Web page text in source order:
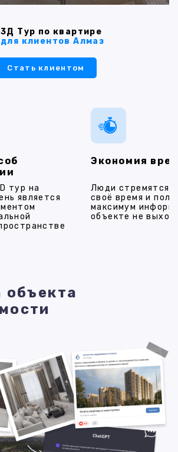
3Д Тур по квартире
для клиентов Алмаз
Стать клиентом
тур на
является
Экономия
Люди стремятся
своё время и
максимум
объекте не
объекта